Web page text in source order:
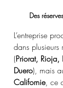
Des
L’entreprise
dans plusieurs
(Priorat, Rioja,
Duero), mais
Californie, ce